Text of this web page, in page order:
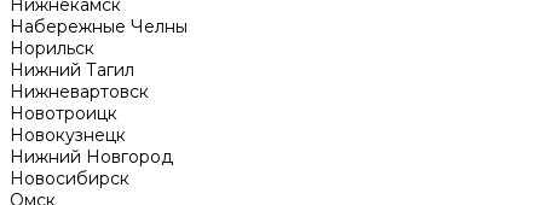
Нижнекамск
Набережные Челны
Норильск
Нижний Тагил
Нижневартовск
Новотроицк
Новокузнецк
Нижний Новгород
Новосибирск
Омск